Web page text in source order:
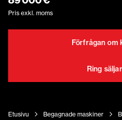
Pris exkl. moms
Förfrågan om
Ring
Etusivu Begagnade maskiner